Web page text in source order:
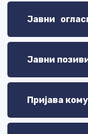
Јавни
Јавни
Пријава